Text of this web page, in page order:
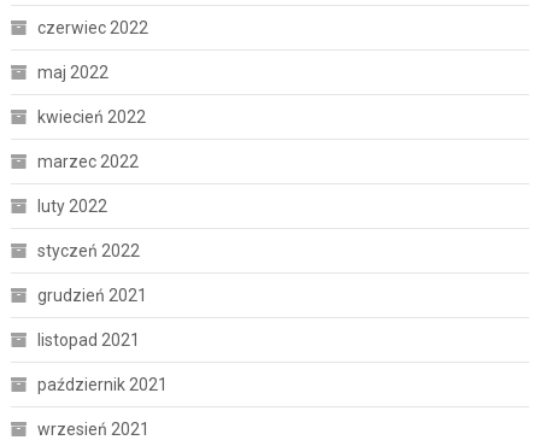
czerwiec 2022
maj 2022
kwiecień 2022
marzec 2022
luty 2022
styczeń 2022
grudzień 2021
listopad 2021
październik 2021
wrzesień 2021